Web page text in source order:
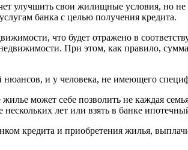
улучшить свои жилищные условия, но
банка с целью получения кредита.
что будет отражено в
При этом, как правило,
и у человека, не имеющего
может себе позволить не каждая
лет или взять в банке
кредита и приобретения жилья,